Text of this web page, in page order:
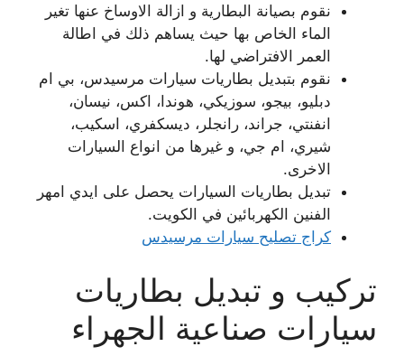
نقوم بصيانة البطارية و ازالة الاوساخ عنها تغير
الماء الخاص بها حيث يساهم ذلك في اطالة
العمر الافتراضي لها.
نقوم بتبديل بطاريات سيارات مرسيدس، بي ام
دبليو، بيجو، سوزيكي، هوندا، اكس، نيسان،
انفنتي، جراند، رانجلر، ديسكفري، اسكيب،
شيري، ام جي، و غيرها من انواع السيارات
الاخرى.
تبديل بطاريات السيارات يحصل على ايدي امهر
الفنين الكهربائين في الكويت.
كراج تصليح سيارات مرسيدس
تركيب و تبديل بطاريات
سيارات صناعية الجهراء